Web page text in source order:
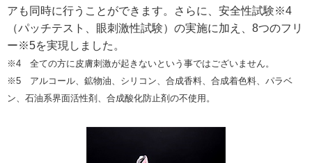
アも同時に行うことができます。さらに、安全性試験※4
（パッチテスト、眼刺激性試験）の実施に加え、8つのフリ
ー※5を実現しました。
※4 全ての方に皮膚刺激が起きないという事ではございません。
※5 アルコール、鉱物油、シリコン、合成香料、合成着色料、パラベ
ン、石油系界面活性剤、合成酸化防止剤の不使用。